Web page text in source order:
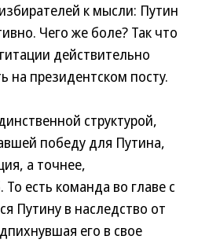
к мысли: Путин
Чего же боле? Так что
действительно
на президентском посту.
структурой,
победу для Путина,
а точнее,
есть команда во главе с
Путину в наследство от
его в свое